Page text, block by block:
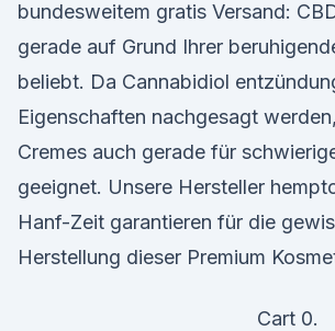
bundesweitem gratis Versand:
gerade auf Grund Ihrer
beliebt. Da Cannabidiol
Eigenschaften nachgesagt
Cremes auch gerade für
geeignet. Unsere Hersteller
Hanf-Zeit garantieren für die
Herstellung dieser Premium
Cart 0.